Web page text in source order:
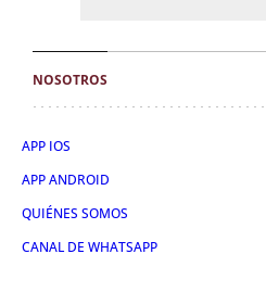
NOSOTROS
APP IOS
APP ANDROID
QUIÉNES SOMOS
CANAL DE WHATSAPP